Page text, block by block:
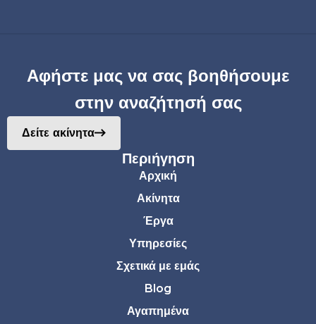
Αφήστε μας να σας βοηθήσουμε
στην αναζήτησή σας
Δείτε ακίνητα
Περιήγηση
Αρχική
Ακίνητα
Έργα
Υπηρεσίες
Σχετικά με εμάς
Blog
Αγαπημένα